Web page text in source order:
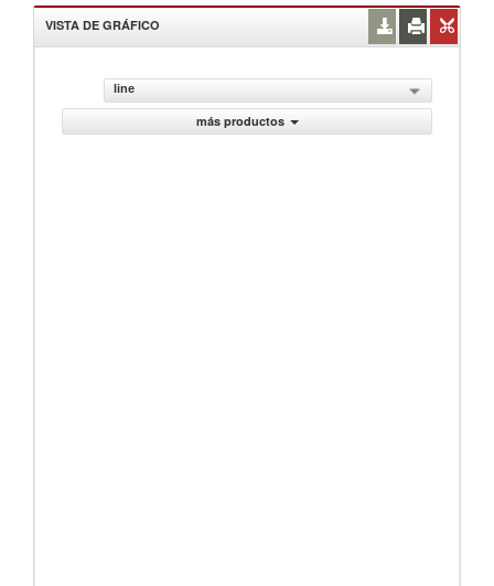
VISTA DE GRÁFICO
line
más productos